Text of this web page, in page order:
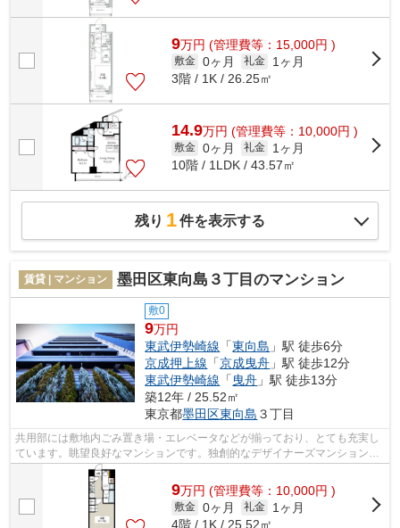
9万円 (管理費等：15,000円 )
敷金 0ヶ月 礼金
1ヶ月
3階 / 1K / 26.25㎡
14.9万円 (管理費等：10,000円 )
敷金 0ヶ月 礼金
1ヶ月
10階 / 1LDK / 43.57㎡
残り 1件を表示する
賃貸 | マンション 墨田区東向島３丁目のマンション
敷0
9万円
東武伊勢崎線 「東向島 」駅 徒歩6分
京成押上線 「京成曳舟 」駅 徒歩12分
東武伊勢崎線 「 曳舟 」駅 徒歩13分
築12年 / 25.52㎡
東京都墨田区東向島 ３丁目
共用部には敷地内ごみ置き場・エレベータなどが揃っており、とても充実し
ています。眺望良好なマンションです。独創的なデザイナーズマンション
で、ご好評いただいています。こちらの...
9万円 (管理費等：10,000円 )
敷金 0ヶ月 礼金
1ヶ月
4階 / 1K / 25.52㎡